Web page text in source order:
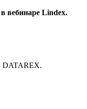
вебинаре Lindex.
DATAREX.